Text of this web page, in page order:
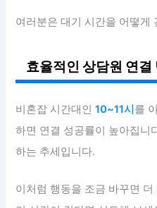
여러분은 대기 시간을 어떻게
효율적인 상담원 연결
비혼잡 시간대인10~11시를
하면 연결 성공률이 높아집니
하는 추세입니다.
이처럼 행동을 조금 바꾸면